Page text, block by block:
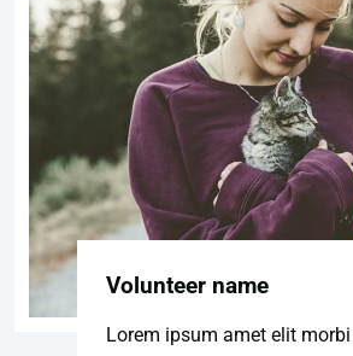
Volunteer name
Lorem ipsum amet elit